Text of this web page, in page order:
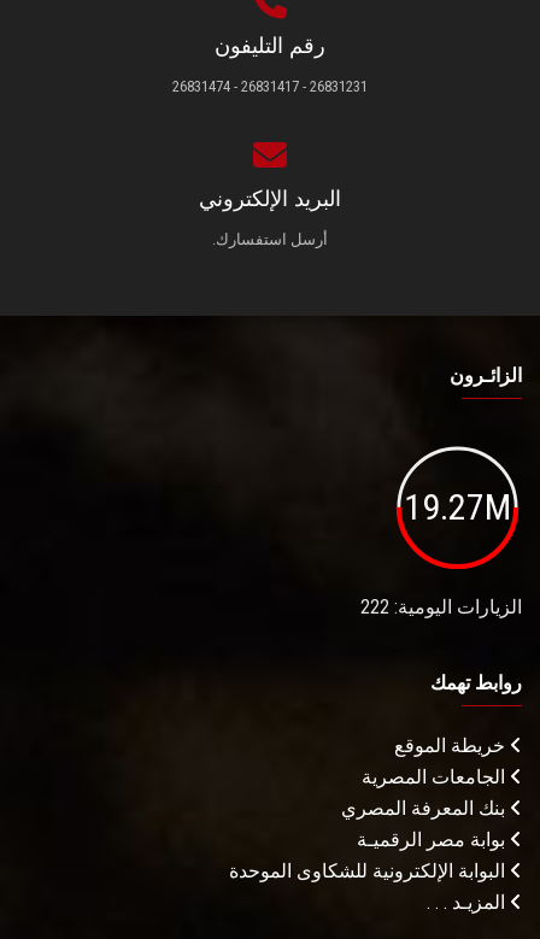
رقم التليفون
26831231 - 26831417 - 26831474
البريد الإلكتروني
أرسل استفسارك.
الزائـرون
19.27M
الزيارات اليومية: 222
روابط تهمك
خريطة الموقع
الجامعات المصرية
بنك المعرفة المصري
بوابة مصر الرقميـة
البوابة الإلكترونية للشكاوى الموحدة
المزيـد . . .